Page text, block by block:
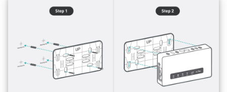
GL-AR750 (Creta)
GL-B1300 (Convexa-B)
GL-S1300 (Convexa-S)
d'U-Boot